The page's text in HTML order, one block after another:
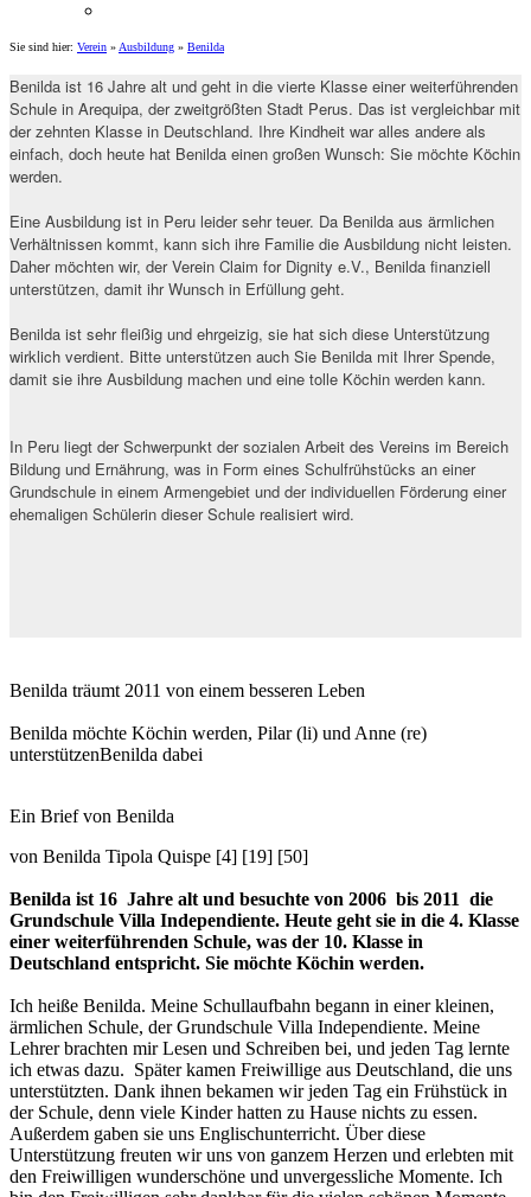
Sie sind hier: Verein » Ausbildung » Benilda
​Benilda ist 16 Jahre alt und geht in die vierte Klasse einer weiterführenden
Schule in Arequipa, der zweitgrößten Stadt Perus. Das ist vergleichbar mit
der zehnten Klasse in Deutschland. Ihre Kindheit war alles andere als
einfach, doch heute hat Benilda einen großen Wunsch: Sie möchte Köchin
werden.
Eine Ausbildung ist in Peru leider sehr teuer. Da Benilda aus ärmlichen
Verhältnissen kommt, kann sich ihre Familie die Ausbildung nicht leisten.
Daher möchten wir, der Verein Claim for Dignity e.V., Benilda finanziell
unterstützen, damit ihr Wunsch in Erfüllung geht.
Benilda ist sehr fleißig und ehrgeizig, sie hat sich diese Unterstützung
wirklich verdient. Bitte unterstützen auch Sie Benilda mit Ihrer Spende,
damit sie ihre Ausbildung machen und eine tolle Köchin werden kann.
In Peru liegt der Schwerpunkt der sozialen Arbeit des Vereins im Bereich
Bildung und Ernährung, was in Form eines Schulfrühstücks an einer
Grundschule in einem Armengebiet und der individuellen Förderung einer
ehemaligen Schülerin dieser Schule realisiert wird.
Benilda träumt 2011 von einem besseren Leben
Benilda möchte Köchin werden, Pilar (li) und Anne (re)
unterstützenBenilda dabei
Ein Brief von Benilda
von Benilda Tipola Quispe [4] [19] [50]
Benilda ist 16 Jahre alt und besuchte von 2006 bis 2011 die
Grundschule Villa Independiente. Heute geht sie in die 4. Klasse
einer weiterführenden Schule, was der 10. Klasse in
Deutschland entspricht. Sie möchte Köchin werden.
Ich heiße Benilda. Meine Schullaufbahn begann in einer kleinen,
ärmlichen Schule, der Grundschule Villa Independiente. Meine
Lehrer brachten mir Lesen und Schreiben bei, und jeden Tag lernte
ich etwas dazu. Später kamen Freiwillige aus Deutschland, die uns
unterstützten. Dank ihnen bekamen wir jeden Tag ein Frühstück in
der Schule, denn viele Kinder hatten zu Hause nichts zu essen.
Außerdem gaben sie uns Englischunterricht. Über diese
Unterstützung freuten wir uns von ganzem Herzen und erlebten mit
den Freiwilligen wunderschöne und unvergessliche Momente. Ich